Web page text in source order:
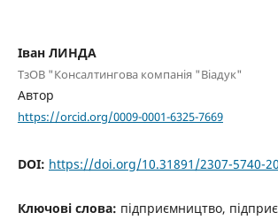
Іван ЛИНДА
ТзОВ "Консалтингова компанія "Віадук"
Автор
https://orcid.org/0009-0001-6325-7669
DOI: https://doi.org/10.31891/2307-5740-
Ключові слова: підприємництво,